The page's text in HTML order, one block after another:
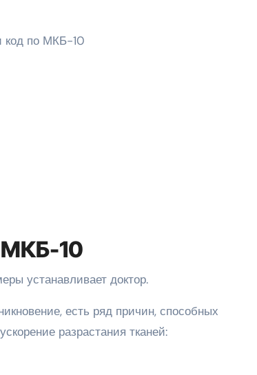
МКБ-10
устанавливает доктор.
есть ряд причин, способных
разрастания тканей: